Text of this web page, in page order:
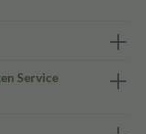
Service